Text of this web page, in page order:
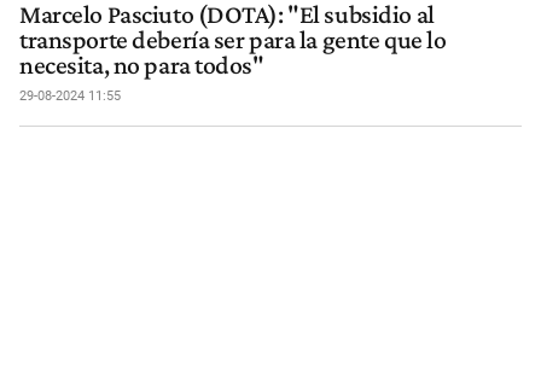
Marcelo Pasciuto (DOTA): "El subsidio al
transporte debería ser para la gente que lo
necesita, no para todos"
29-08-2024 11:55